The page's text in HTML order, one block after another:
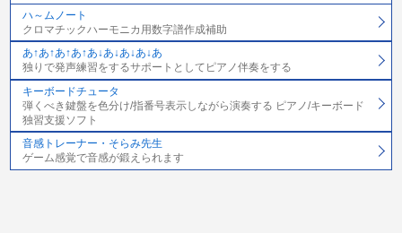
ハ～ムノート
クロマチックハーモニカ用数字譜作成補助
あ↑あ↑あ↑あ↑あ↓あ↓あ↓あ↓あ
独りで発声練習をするサポートとしてピアノ伴奏をする
キーボードチュータ
弾くべき鍵盤を色分け/指番号表示しながら演奏する ピアノ/キーボード
独習支援ソフト
音感トレーナー・そらみ先生
ゲーム感覚で音感が鍛えられます